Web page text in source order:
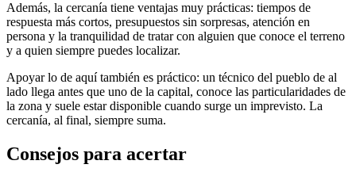
Además, la cercanía tiene ventajas muy prácticas: tiempos de
respuesta más cortos, presupuestos sin sorpresas, atención en
persona y la tranquilidad de tratar con alguien que conoce el terreno
y a quien siempre puedes localizar.
Apoyar lo de aquí también es práctico: un técnico del pueblo de al
lado llega antes que uno de la capital, conoce las particularidades de
la zona y suele estar disponible cuando surge un imprevisto. La
cercanía, al final, siempre suma.
Consejos para acertar